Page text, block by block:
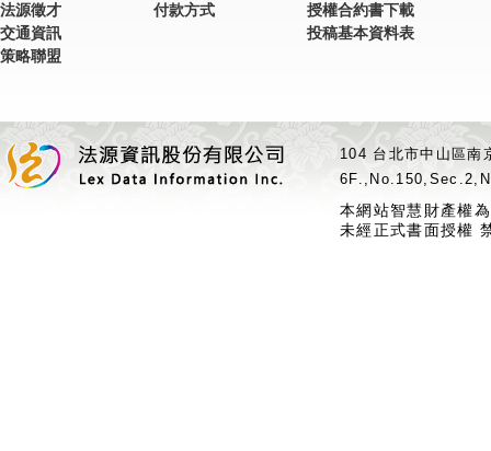
法源徵才
交通資訊
策略聯盟
付款方式
授權合約書下載
投稿基本資料表
104 台北市中山區
本網站智慧財產權
未經正式書面授權